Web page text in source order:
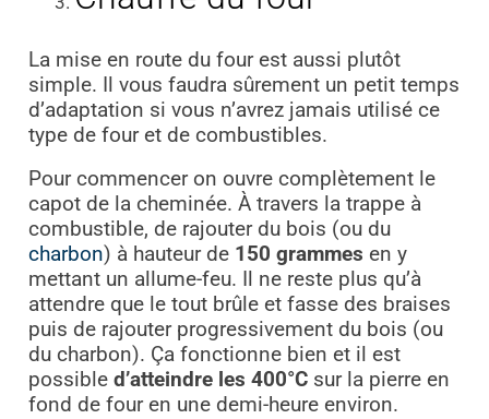
La mise en route du four est aussi plutôt
simple. Il vous faudra sûrement un petit temps
d’adaptation si vous n’avrez jamais utilisé ce
type de four et de combustibles.
Pour commencer on ouvre complètement le
capot de la cheminée. À travers la trappe à
combustible, de rajouter du bois (ou du
charbon) à hauteur de 150 grammes en y
mettant un allume-feu. Il ne reste plus qu’à
attendre que le tout brûle et fasse des braises
puis de rajouter progressivement du bois (ou
du charbon). Ça fonctionne bien et il est
possible d’atteindre les 400°Csur la pierre en
fond de four en une demi-heure environ.